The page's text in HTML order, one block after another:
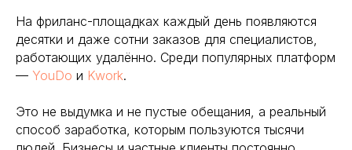
На фриланс-площадках каждый день появляются
десятки и даже сотни заказов для специалистов,
работающих удалённо. Среди популярных платформ
— YouDo и Kwork.
Это не выдумка и не пустые обещания, а реальный
способ заработка, которым пользуются тысячи